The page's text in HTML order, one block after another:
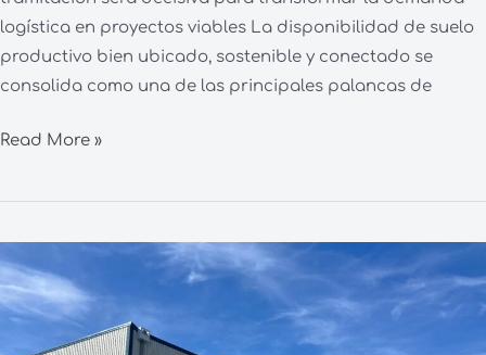
logística en proyectos viables La disponibilidad de suelo
productivo bien ubicado, sostenible y conectado se
consolida como una de las principales palancas de
Read More »
Logisfashion
traslada
su
operativa